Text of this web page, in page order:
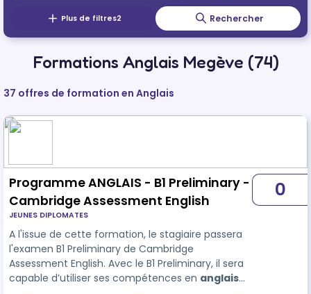
Plus de filtres2 Rechercher
Formations Anglais Megève (74)
37 offres de formation en Anglais
Programme ANGLAIS - B1 Preliminary -
Cambridge Assessment English
JEUNES DIPLOMATES
A l'issue de cette formation, le stagiaire passera
l'examen B1 Preliminary de Cambridge
Assessment English. Avec le B1 Preliminary, il sera
capable d’utiliser ses compétences en anglais
0